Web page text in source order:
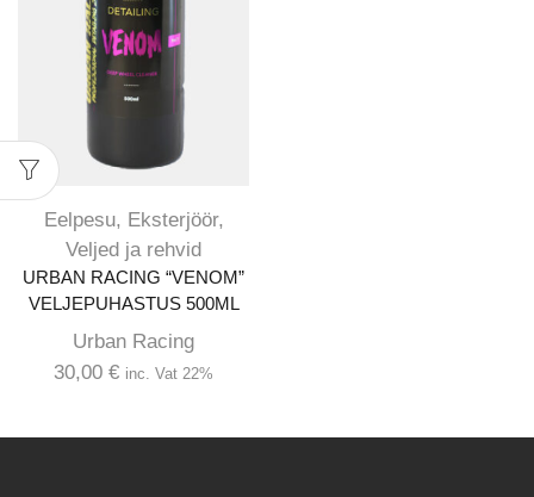
Eelpesu, Eksterjöör,
Veljed ja rehvid
URBAN RACING “VENOM”
VELJEPUHASTUS 500ML
Urban Racing
30,00 € inc. Vat 22%